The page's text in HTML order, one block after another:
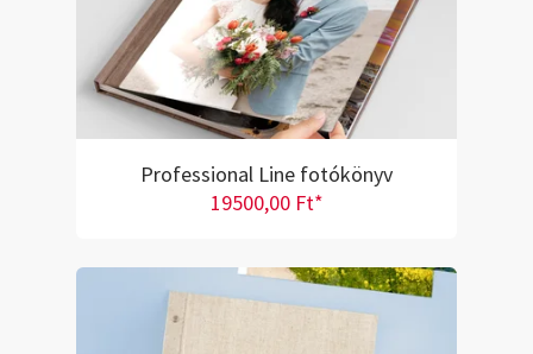
Professional Line fotókönyv
19500,00 Ft*